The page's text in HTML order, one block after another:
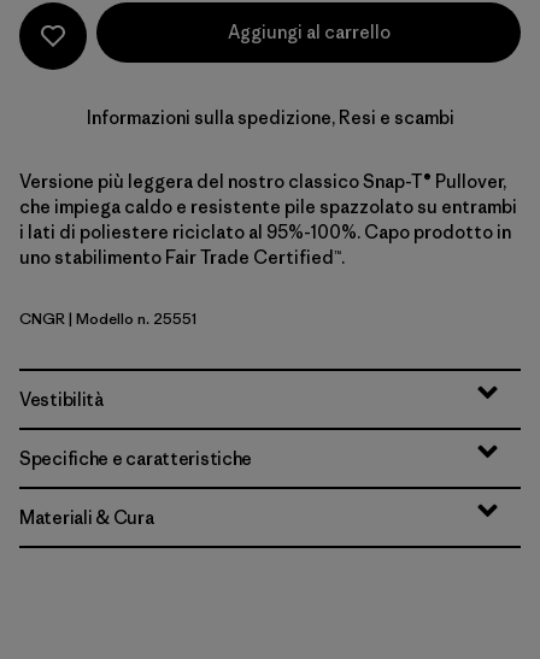
Aggiungi al carrello
Informazioni sulla spedizione, Resi e scambi
Versione più leggera del nostro classico Snap-T® Pullover,
che impiega caldo e resistente pile spazzolato su entrambi
i lati di poliestere riciclato al 95%-100%. Capo prodotto in
uno stabilimento Fair Trade Certified™.
Canopy Green
CNGR| Modello n. 25551
Vestibilità
Specifiche e caratteristiche
Materiali & Cura